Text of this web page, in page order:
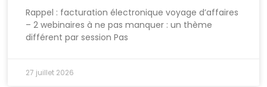
Rappel : facturation électronique voyage d’affaires
– 2 webinaires à ne pas manquer : un thème
différent par session Pas
27 juillet 2026